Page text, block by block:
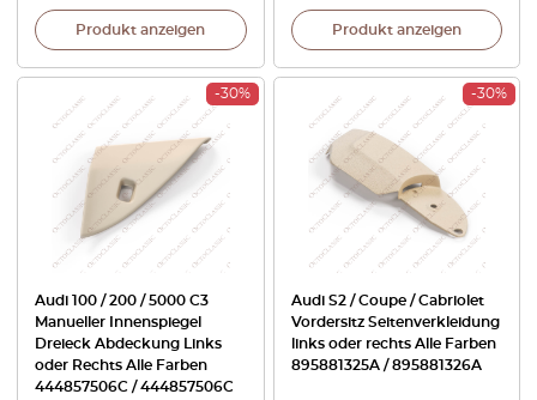
Produkt anzeigen Produkt anzeigen
-30%
Audi 100 / 200 / 5000 C3
Manueller Innenspiegel
Dreieck Abdeckung Links
oder Rechts Alle Farben
444857506C / 444857506C
-30%
Audi S2 / Coupe / Cabriolet
Vordersitz Seitenverkleidung
links oder rechts Alle Farben
895881325A / 895881326A